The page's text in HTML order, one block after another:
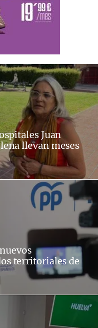
Juan
llevan meses
territoriales de